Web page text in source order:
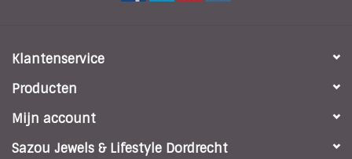
Klantenservice
Producten
Mijn account
Sazou Jewels & Lifestyle Dordrecht